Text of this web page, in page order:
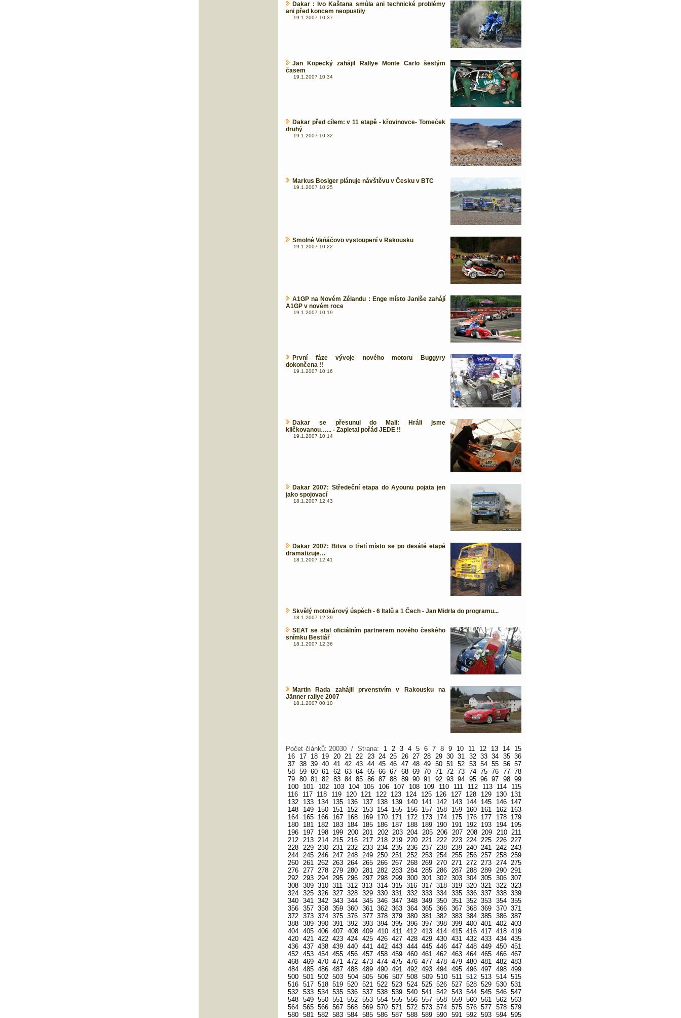
Dakar : Ivo Kaštana smůla ani technické problémy
ani před koncem neopustily
19.1.2007 10:37
Jan Kopecký zahájil Rallye Monte Carlo šestým
časem
19.1.2007 10:34
Dakar před cílem: v 11 etapě - křovinovce- Tomeček
druhý
19.1.2007 10:32
Markus Bosiger plánuje návštěvu v Česku v BTC
19.1.2007 10:25
Smolné Vaňáčovo vystoupení v Rakousku
19.1.2007 10:22
A1GP na Novém Zélandu : Enge místo Janiše zahájí
A1GP v novém roce
19.1.2007 10:19
První fáze vývoje nového motoru Buggyry
dokončena !!
19.1.2007 10:16
Dakar se přesunul do Mali: Hráli jsme
kličkovanou…... - Zapletal pořád JEDE !!
19.1.2007 10:14
Dakar 2007: Středeční etapa do Ayounu pojata jen
jako spojovací
18.1.2007 12:43
Dakar 2007: Bitva o třetí místo se po desáté etapě
dramatizuje…
18.1.2007 12:41
Skvělý motokárový úspěch - 6 Italů a 1 Čech - Jan Midrla do programu...
18.1.2007 12:39
SEAT se stal oficiálním partnerem nového českého
snímku Bestiář
18.1.2007 12:36
Martin Rada zahájil prvenstvím v Rakousku na
Jänner rallye 2007
18.1.2007 00:10
Počet článků: 20030 / Strana: 1 2 3 4 5 6 7 8 9 10 11 12 13 14
15
16
17 18 19 20 21 22 23 24 25 26 27 28 29 30 31 32 33 34 35 36
37 38 39 40 41 42 43 44 45 46 47 48 49 50 51 52 53 54 55 56 57
58 59 60 61 62 63 64 65 66 67 68 69 70 71 72 73 74 75 76 77 78
79 80 81 82 83 84 85 86 87 88 89 90 91 92 93 94 95 96 97 98 99
100
101 102 103 104 105 106 107 108 109 110 111 112 113 114
115
116
117 118 119 120 121 122 123 124 125 126 127 128 129 130
131
132
133 134 135 136 137 138 139 140 141 142 143 144 145 146
147
148
149 150 151 152 153 154 155 156 157 158 159 160 161 162
163
164
165 166 167 168 169 170 171 172 173 174 175 176 177 178
179
180
181 182 183 184 185 186 187 188 189 190 191 192 193 194
195
196
197 198 199 200 201 202 203 204 205 206 207 208 209 210 211
212 213 214 215 216 217 218 219 220 221 222 223 224 225 226 227
228 229 230 231 232 233 234 235 236 237 238 239 240 241 242 243
244 245 246 247 248 249 250 251 252 253 254 255 256 257 258 259
260 261 262 263 264 265 266 267 268 269 270 271 272 273 274 275
276 277 278 279 280 281 282 283 284 285 286 287 288 289 290 291
292 293 294 295 296 297 298 299 300 301 302 303 304 305 306 307
308 309 310 311 312 313 314 315 316 317 318 319 320 321 322 323
324 325 326 327 328 329 330 331 332 333 334 335 336 337 338 339
340 341 342 343 344 345 346 347 348 349 350 351 352 353 354 355
356 357 358 359 360 361 362 363 364 365 366 367 368 369 370 371
372 373 374 375 376 377 378 379 380 381 382 383 384 385 386 387
388 389 390 391 392 393 394 395 396 397 398 399 400 401 402 403
404 405 406 407 408 409 410 411 412 413 414 415 416 417 418 419
420 421 422 423 424 425 426 427 428 429 430 431 432 433 434 435
436 437 438 439 440 441 442 443 444 445 446 447 448 449 450 451
452 453 454 455 456 457 458 459 460 461 462 463 464 465 466 467
468 469 470 471 472 473 474 475 476 477 478 479 480 481 482 483
484 485 486 487 488 489 490 491 492 493 494 495 496 497 498 499
500 501 502 503 504 505 506 507 508 509 510 511 512 513 514 515
516 517 518 519 520 521 522 523 524 525 526 527 528 529 530 531
532 533 534 535 536 537 538 539 540 541 542 543 544 545 546 547
548 549 550 551 552 553 554 555 556 557 558 559 560 561 562 563
564 565 566 567 568 569 570 571 572 573 574 575 576 577 578 579
580 581 582 583 584 585 586 587 588 589 590 591 592 593 594 595